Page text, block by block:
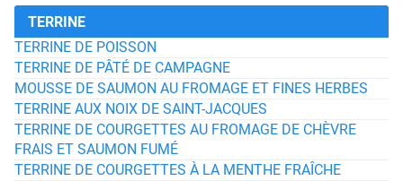
TERRINE
TERRINE DE POISSON
TERRINE DE PÂTÉ DE CAMPAGNE
MOUSSE DE SAUMON AU FROMAGE ET FINES HERBES
TERRINE AUX NOIX DE SAINT-JACQUES
TERRINE DE COURGETTES AU FROMAGE DE CHÈVRE
FRAIS ET SAUMON FUMÉ
TERRINE DE COURGETTES À LA MENTHE FRAÎCHE